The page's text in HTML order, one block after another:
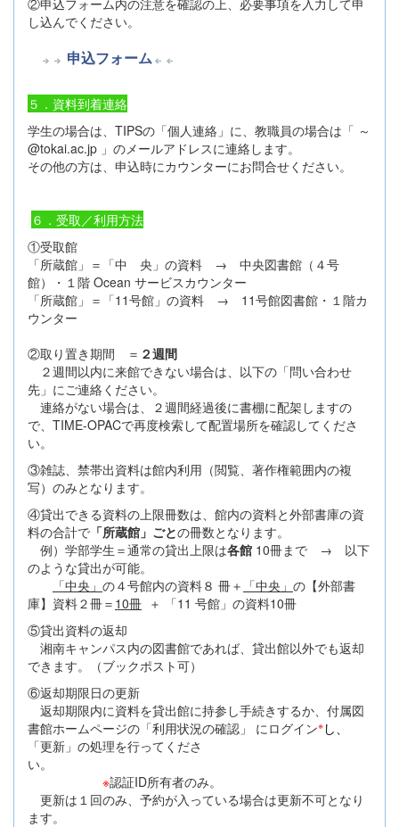
し込んでください。
申込フォーム
５．資料到着連絡
学生の場合は、TIPSの「個人連絡」に、教職員の場合は「 ～
@tokai.ac.jp 」のメールアドレスに連絡します。
その他の方は、申込時にカウンターにお問合せください。
６．受取／利用方法
①受取館
「所蔵館」＝「中 央」の資料 → 中央図書館（４号
館）・１階 Ocean サービスカウンター
「所蔵館」＝「11号館」の資料 → 11号館図書館・１階カ
ウンター
②取り置き期間 ＝ ２週間
２週間以内に来館できない場合は、以下の「問い合わせ
先」にご連絡ください。
連絡がない場合は、２週間経過後に書棚に配架しますの
で、TIME-OPACで再度検索して配置場所を確認してくださ
い。
③雑誌、禁帯出資料は館内利用（閲覧、著作権範囲内の複
写）のみとなります。
④貸出できる資料の上限冊数は、館内の資料と外部書庫の資
料の合計で 「所蔵館」ごとの冊数となります。
例）学部学生＝通常の貸出上限は各館 10冊まで → 以下
のような貸出が可能。
「中央」 の４号館内の資料８ 冊＋ 「中央」 の【外部書
庫】資料２冊＝ 10冊 ＋ 「11 号館」の資料10冊
⑤貸出資料の返却
湘南キャンパス内の図書館であれば、貸出館以外でも返却
できます。（ブックポスト可）
⑥返却期限日の更新
返却期限内に資料を貸出館に持参し手続きするか、付属図
書館ホームページの「利用状況の確認」 にログイン※ し、
「更新」の処理を行ってくださ
い。
※認証ID所有者のみ。
更新は１回のみ、予約が入っている場合は更新不可となり
ます。